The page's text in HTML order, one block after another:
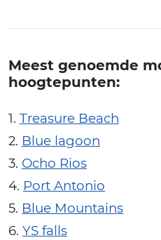
Meest genoemde
hoogtepunten:
Treasure Beach
Blue lagoon
Ocho Rios
Port Antonio
Blue Mountains
YS falls